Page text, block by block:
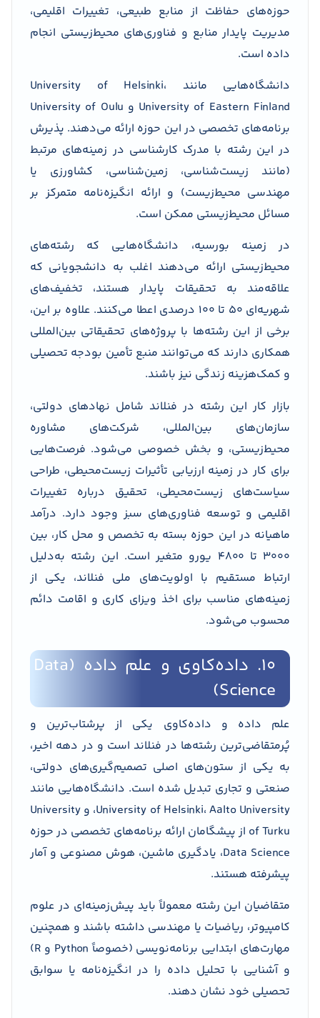
حوزه‌های حفاظت از منابع طبیعی، تغییرات اقلیمی،
مدیریت پایدار منابع و فناوری‌های محیط‌زیستی انجام
داده است.
دانشگاه‌هایی مانند University of Helsinki،
University of Eastern Finland و University of Oulu
برنامه‌های تخصصی در این حوزه ارائه می‌دهند. پذیرش
در این رشته با مدرک کارشناسی در زمینه‌های مرتبط
(مانند زیست‌شناسی، زمین‌شناسی، کشاورزی یا
مهندسی محیط‌زیست) و ارائه انگیزه‌نامه متمرکز بر
مسائل محیط‌زیستی ممکن است.
در زمینه بورسیه، دانشگاه‌هایی که رشته‌های
محیط‌زیستی ارائه می‌دهند اغلب به دانشجویانی که
علاقه‌مند به تحقیقات پایدار هستند، تخفیف‌های
شهریه‌ای ۵۰ تا ۱۰۰ درصدی اعطا می‌کنند. علاوه بر این،
برخی از این رشته‌ها با پروژه‌های تحقیقاتی بین‌المللی
همکاری دارند که می‌توانند منبع تأمین بودجه تحصیلی
و کمک‌هزینه زندگی نیز باشند.
بازار کار این رشته در فنلاند شامل نهادهای دولتی،
سازمان‌های بین‌المللی، شرکت‌های مشاوره
محیط‌زیستی، و بخش خصوصی می‌شود. فرصت‌هایی
برای کار در زمینه ارزیابی تأثیرات زیست‌محیطی، طراحی
سیاست‌های زیست‌محیطی، تحقیق درباره تغییرات
اقلیمی و توسعه فناوری‌های سبز وجود دارد. درآمد
ماهیانه در این حوزه بسته به تخصص و محل کار، بین
۳۰۰۰ تا ۴۸۰۰ یورو متغیر است. این رشته به‌دلیل
ارتباط مستقیم با اولویت‌های ملی فنلاند، یکی از
زمینه‌های مناسب برای اخذ ویزای کاری و اقامت دائم
محسوب می‌شود.
10. داده‌کاوی و علم داده (Data
Science)
علم داده و داده‌کاوی یکی از پرشتاب‌ترین و
پُرمتقاضی‌ترین رشته‌ها در فنلاند است و در دهه اخیر،
به یکی از ستون‌های اصلی تصمیم‌گیری‌های دولتی،
صنعتی و تجاری تبدیل شده است. دانشگاه‌هایی مانند
University of Helsinki، Aalto University، و University
of Turku از پیشگامان ارائه برنامه‌های تخصصی در حوزه
Data Science، یادگیری ماشین، هوش مصنوعی و آمار
پیشرفته هستند.
متقاضیان این رشته معمولاً باید پیش‌زمینه‌ای در علوم
کامپیوتر، ریاضیات یا مهندسی داشته باشند و همچنین
مهارت‌های ابتدایی برنامه‌نویسی (خصوصاً Python و R)
و آشنایی با تحلیل داده را در انگیزه‌نامه یا سوابق
تحصیلی خود نشان دهند.